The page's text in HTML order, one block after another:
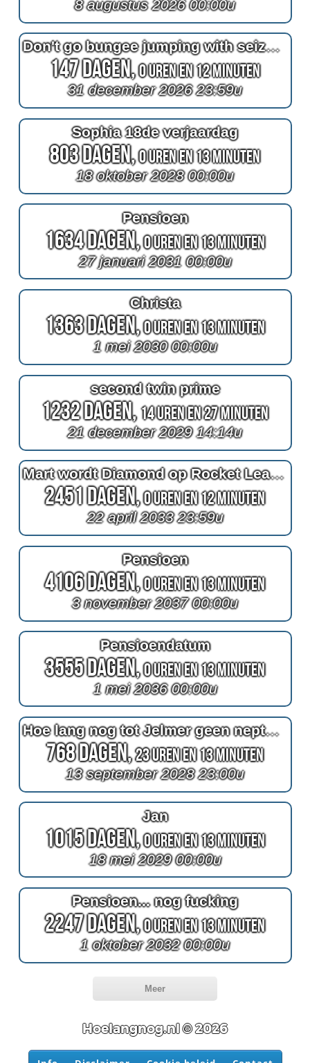
8 augustus 2026 00:00u
Don't go bungee jumping with seizures because it's like violence
147 Dagen,0 Uren en 12 Minuten
31 december 2026 23:59u
Sophia 18de verjaardag
803 Dagen,0 Uren en 13 Minuten
18 oktober 2028 00:00u
Pensioen
1634 Dagen,0 Uren en 13 Minuten
27 januari 2031 00:00u
Christa
1363 Dagen,0 Uren en 13 Minuten
1 mei 2030 00:00u
second twin prime
1232 Dagen,14 Uren en 27 Minuten
21 december 2029 14:14u
Mart wordt Diamond op Rocket League
2451 Dagen,0 Uren en 12 Minuten
22 april 2033 23:59u
Pensioen
4106 Dagen,0 Uren en 13 Minuten
3 november 2037 00:00u
Pensioendatum
3555 Dagen,0 Uren en 13 Minuten
1 mei 2036 00:00u
Hoe lang nog tot Jelmer geen nepturk meer is
768 Dagen,23 Uren en 13 Minuten
13 september 2028 23:00u
Jan
1015 Dagen,0 Uren en 13 Minuten
18 mei 2029 00:00u
Pensioen... nog fucking
2247 Dagen,0 Uren en 13 Minuten
1 oktober 2032 00:00u
Meer
Hoelangnog.nl © 2026